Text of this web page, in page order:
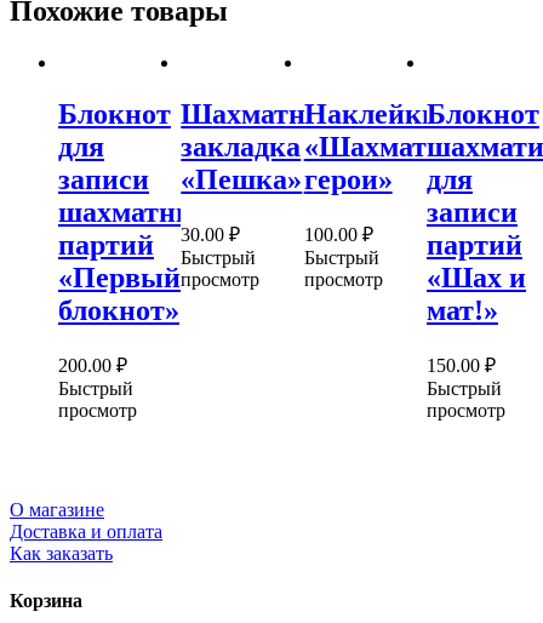
Похожие товары
Блокнот
для
записи
шахматных
партий
«Первый
блокнот»
200.00 ₽
Быстрый
просмотр
Шахматная
закладка
«Пешка»
30.00₽
Быстрый
просмотр
Наклейки
«Шахматные
герои»
100.00 ₽
Быстрый
просмотр
Блокнот
для
записи
партий
«Шах и
мат!»
150.00 ₽
Быстрый
просмотр
О магазине
Доставка и оплата
Как заказать
Корзина